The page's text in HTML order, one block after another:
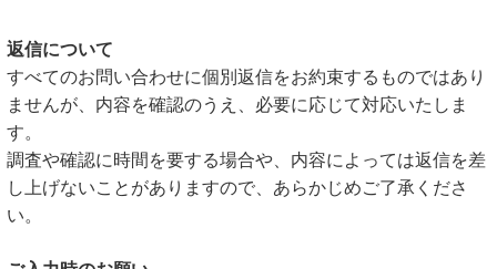
返信について
すべてのお問い合わせに個別返信をお約束するものではあり
ませんが、内容を確認のうえ、必要に応じて対応いたしま
す。
調査や確認に時間を要する場合や、内容によっては返信を差
し上げないことがありますので、あらかじめご了承くださ
い。